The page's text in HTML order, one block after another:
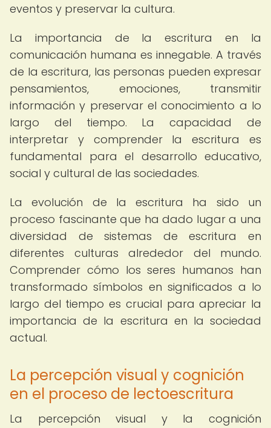
eventos y preservar la cultura.
La importancia de la escritura en la
comunicación humana es innegable. A través
de la escritura, las personas pueden expresar
pensamientos, emociones, transmitir
información y preservar el conocimiento a lo
largo del tiempo. La capacidad de
interpretar y comprender la escritura es
fundamental para el desarrollo educativo,
social y cultural de las sociedades.
La evolución de la escritura ha sido un
proceso fascinante que ha dado lugar a una
diversidad de sistemas de escritura en
diferentes culturas alrededor del mundo.
Comprender cómo los seres humanos han
transformado símbolos en significados a lo
largo del tiempo es crucial para apreciar la
importancia de la escritura en la sociedad
actual.
La percepción visual y cognición
en el proceso de lectoescritura
La percepción visual y la cognición